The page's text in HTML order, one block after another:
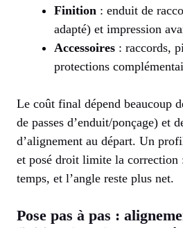
Finition : enduit de
adapté) et impression
Accessoires : raccords,
protections
Le coût final dépend beaucoup
de passes d’enduit/ponçage) et
d’alignement au départ. Un
et posé droit limite la correction
temps, et l’angle reste plus net.
Pose pas à pas :